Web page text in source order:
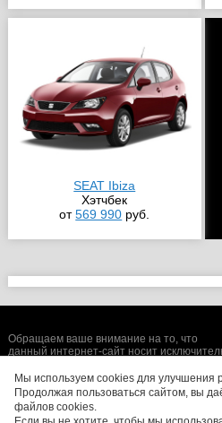
SEAT Ibiza
Хэтчбек
от569 990 руб.
Мы используем cookies для улучшения
Продолжая пользоваться сайтом, вы
файлов cookies.
Обращаем ваше внимание на то, что
данный интернет-сайт носит
условиях не является публичной
определяемой положениями Статьи 437
Гражданского кодекса Российской
Федерации. Цены, размеры скидок, а